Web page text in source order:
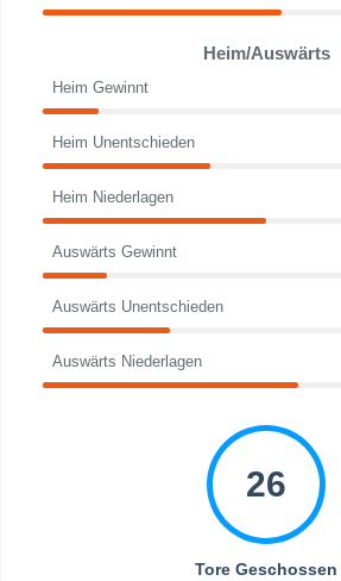
Heim/Auswärts
Heim Gewinnt
Heim Unentschieden
Heim Niederlagen
Auswärts Gewinnt
Auswärts Unentschieden
Auswärts Niederlagen
26
Tore Geschossen